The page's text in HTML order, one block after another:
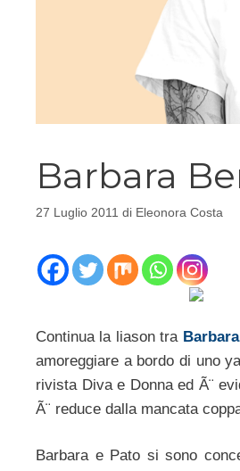
Barbara
27 Luglio 2011 di Eleonora Costa
Continua la liason tra
amoreggiare a bordo di uno
rivista Diva e Donna ed Ã¨
Ã¨ reduce dalla mancata
Barbara e Pato si sono